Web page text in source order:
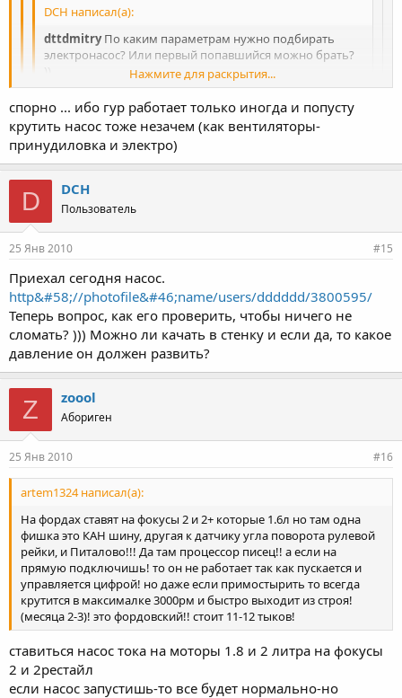
DCH написал(а):
dttdmitryПо каким параметрам нужно подбирать
электронасос? Или первый попавшийся можно брать?
Вы из-за чего отказались от приводного насоса?
Нажмите для раскрытия...
ну наверное лишняя нагрузка насос крутить
Нажмите для раскрытия...
А электромотор святым духом питается? какая разница -
отнимать энергию будет компрессор или генератор. только
цепочка двс-компрессор имхо будет иметь более высокое кпд,
нежели цепочка двс-генератор-электромотор-компрессор,а
значит меньше отнимать мощность мотора
Нажмите для раскрытия...
спорно ... ибо гур работает только иногда и попусту
крутить насос тоже незачем (как вентиляторы-
принудиловка и электро)
D DCH
Пользователь
25 Янв 2010 #15
Приехал сегодня насос.
http&#58;//photofile&#46;name/users/dddddd/3800595/
Теперь вопрос, как его проверить, чтобы ничего не
сломать? ))) Можно ли качать в стенку и если да, то какое
давление он должен развить?
Z zoool
Абориген
25 Янв 2010 #16
artem1324 написал(а):
На фордах ставят на фокусы 2 и 2+ которые 1.6л но там одна
фишка это КАН шину, другая к датчику угла поворота рулевой
рейки, и Питалово!!! Да там процессор писец!! а если на
прямую подключишь! то он не работает так как пускается и
управляется цифрой! но даже если примостырить то всегда
крутится в максималке 3000рм и быстро выходит из строя!
(месяца 2-3)! это фордовский!! стоит 11-12 тыков!
ставиться насос тока на моторы 1.8 и 2 литра на фокусы
2 и 2рестайл
если насос запустишь-то все будет нормально-но